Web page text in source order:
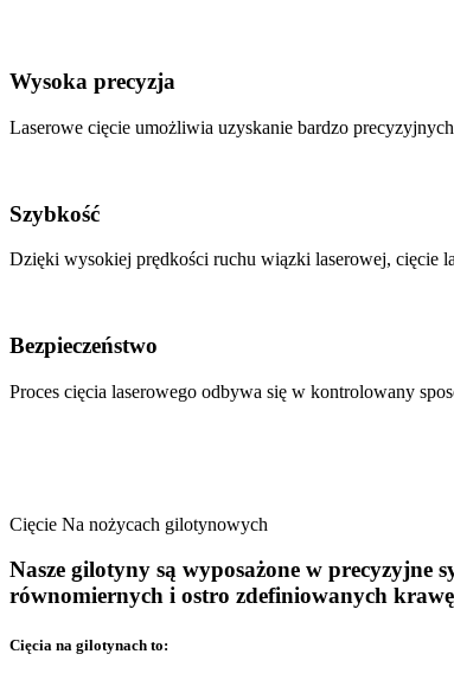
Wysoka precyzja
Laserowe cięcie umożliwia uzyskanie bardzo
Szybkość
Dzięki wysokiej prędkości ruchu wiązki laserowej, cięcie
Bezpieczeństwo
Proces cięcia laserowego odbywa się w kontrolowany
Cięcie Na nożycach gilotynowych
Nasze gilotyny są wyposażone w precyzyjne
równomiernych i ostro zdefiniowanych
Cięcia na gilotynach to: